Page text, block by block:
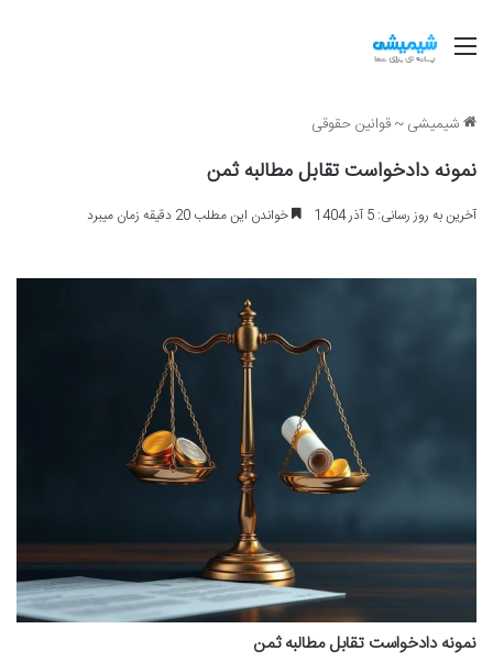
منو
شیمیشی~قوانین حقوقی
نمونه دادخواست تقابل مطالبه ثمن
آخرین به روز رسانی: 5 آذر 1404 خواندن این مطلب 20 دقیقه زمان میبرد
نمونه دادخواست تقابل مطالبه ثمن